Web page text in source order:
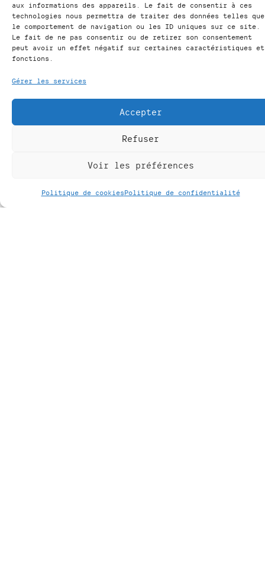
aux informations des appareils. Le fait de consentir à ces
technologies nous permettra de traiter des données telles que
le comportement de navigation ou les ID uniques sur ce site.
Le fait de ne pas consentir ou de retirer son consentement
peut avoir un effet négatif sur certaines caractéristiques et
fonctions.
Gérer les services
Accepter
Refuser
Voir les préférences
Politique de cookiesPolitique de confidentialité
Pour se rendre chez nous
Parking Charles Magnette, 7e étage
À 2 pas de la Place Cathédrale et du XX août
Ouvert certains samedis et lors de nos Portes
Ouvertes (publiés sur notre site et nos réseaux)
Fermé pendant les congés et vacances scolaires
Uniquement sur rendez-vous, téléphone :